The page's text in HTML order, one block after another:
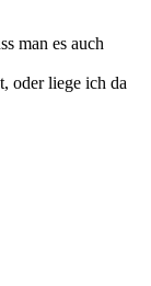
man es auch
oder liege ich da